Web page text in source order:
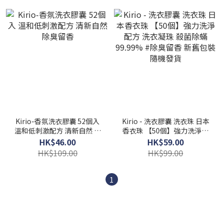
Kirio-香氛洗衣膠囊 52個入
溫和低刺激配方 清新自然 除
臭留香
HK$46.00
HK$109.00
Kirio - 洗衣膠囊 洗衣珠 日本
香衣珠 【50個】強力洗淨配
方 洗衣凝珠 殺菌除蟎
99.99% #除臭留香 新舊包裝
隨機發貨
HK$59.00
HK$99.00
1